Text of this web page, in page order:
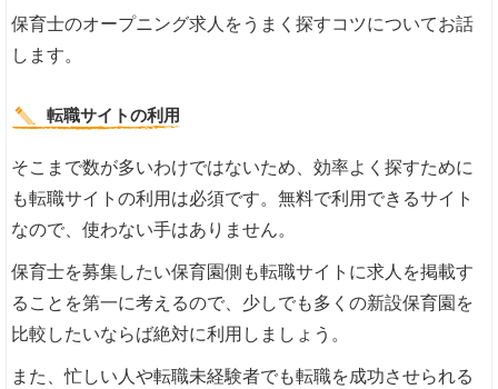
保育士のオープニング求人をうまく探すコツについてお話
します。
転職サイトの利用
そこまで数が多いわけではないため、効率よく探すために
も転職サイトの利用は必須です。無料で利用できるサイト
なので、使わない手はありません。
保育士を募集したい保育園側も転職サイトに求人を掲載す
ることを第一に考えるので、少しでも多くの新設保育園を
比較したいならば絶対に利用しましょう。
また、忙しい人や転職未経験者でも転職を成功させられる